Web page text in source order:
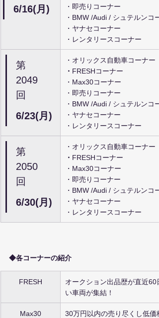
6/16(月)
・即売りコーナー
・BMW /Audi / シュテルンコ
・ヤナセコーナー
・レンタリースコーナー
第
2049
回
6/23(月)
・オリックス自動車コーナー
・ FRESHコーナー
・Max30コーナー
・即売りコーナー
・BMW /Audi / シュテルンコ
・ヤナセコーナー
・レンタリースコーナー
第
2050
回
6/30(月)
・オリックス自動車コーナー
・ FRESHコーナー
・Max30コーナー
・即売りコーナー
・BMW /Audi / シュテルンコ
・ヤナセコーナー
・レンタリースコーナー
◆各コーナーの紹介
FRESH
オークション出品歴が直近60
い車両が集結！
Max30
30万円以内の売り尽くし低価